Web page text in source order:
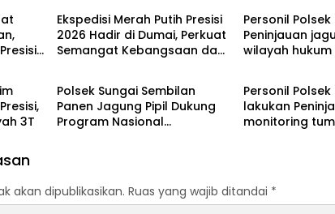
Ekspedisi Merah Putih Presisi
2026 Hadir di Dumai, Perkuat
Semangat Kebangsaan dan
Personil Polsek
Peninjauan
wilayah hukum
3T
Dumai
Polsek Sungai Sembilan
Panen Jagung Pipil Dukung
Program Nasional
Berita
Personil
lakukan
monitoring
akan dipublikasikan. Ruas yang wajib ditandai *